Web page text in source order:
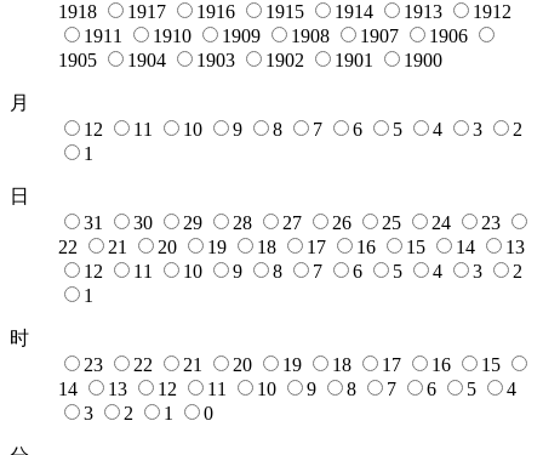
1918
1917 1916 1915 1914 1913
1912
1911
1910 1909 1908 1907
1906
1905
1904 1903 1902 1901 1900
月
12
11 10 9 8 7 6 5 4 3
2
1
日
31
30 29 28 27 26 25 24
23
22
21 20 19 18 17 16 15 14
13
12
11 10 9 8 7 6 5 4 3
2
1
时
23
22 21 20 19 18 17 16
15
14
13 12 11 10 9 8 7 6 5
4
3
2 1 0